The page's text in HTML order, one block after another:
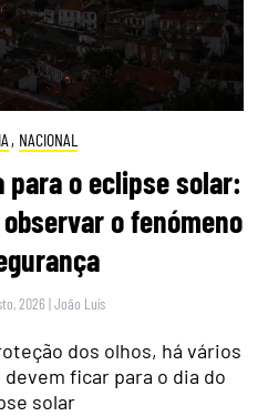
, NACIONAL
para o eclipse solar:
o fenómeno
2026 |João Luís
dos olhos, há vários
ficar para o dia do
solar